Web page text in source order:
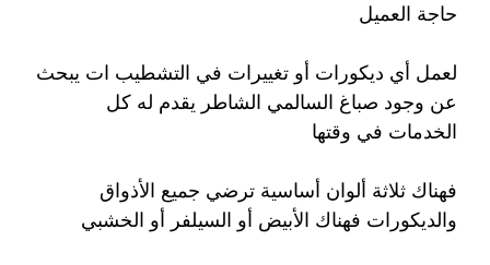
حاجة العميل
لعمل أي ديكورات أو تغييرات في التشطيب ات يبحث
عن وجود صباغ السالمي الشاطر يقدم له كل
الخدمات في وقتها
فهناك ثلاثة ألوان أساسية ترضي جميع الأذواق
والديكورات فهناك الأبيض أو السيلفر أو الخشبي